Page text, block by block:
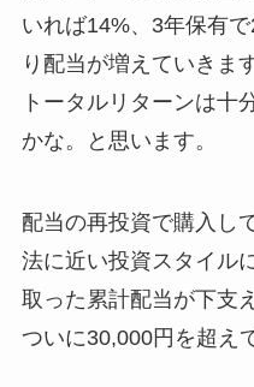
いれば14%、3年保有
り配当が増えていきま
トータルリターンは十
かな。と思います。
配当の再投資で購入し
法に近い投資スタイル
取った累計配当が下支
ついに30,000円を超え